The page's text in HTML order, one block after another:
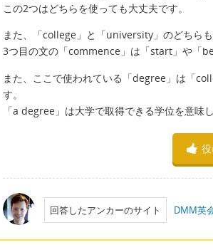
この2つはどちらを使っても大丈夫です。
また、「college」と「university」のどちらも
3つ目の文の「commence」は「start」や「
また、ここで使われている「degree」は「
す。
「a degree」は大学で取得できる学位を意味し
回答したアンカーのサイト DMM英